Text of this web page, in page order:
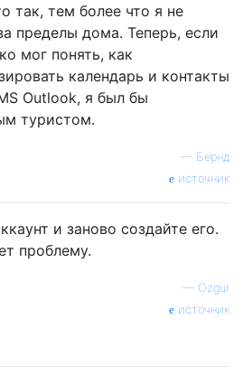
так, тем более что я не
пределы дома. Теперь, если
мог понять, как
календарь и контакты
Outlook, я был бы
туристом.
— Бернд
источник
и заново создайте его.
проблему.
— Ozgur
источник